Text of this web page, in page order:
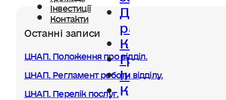
Інвестиції
Контакти Діяльність
ради
Керівництво
Громада
Інвестиції
Контакти
Останні записи
ЦНАП. Положення про відділ.
ЦНАП. Регламент роботи відділу.
ЦНАП. Перелік послуг.